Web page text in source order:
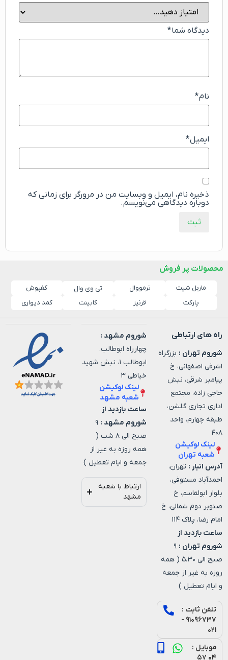
دیدگاه شما*
نام*
ایمیل*
ذخیره نام، ایمیل و وبسایت من در مرورگر برای زمانی که
دوباره دیدگاهی می‌نویسم.
محصولات پر فروش
ماربل شیت ترمووال تی وی وال
کفپوش
پارکت
قرنیز کابینت کمد دیواری
راه های ارتباطی
شوروم تهران : بزرگراه
اشرفی اصفهانی، خ
پیامبر شرقی، نبش
حاجی زاده، مجتمع
اداری تجاری گلشن،
طبقه چهارم، واحد
۴۰۸
لینک لوکیشن
شعبه تهران
آدرس انبار : تهران،
احمدآباد مستوفی،
بلوار ابولقاسم، خ
صنوبر دوم شمالی، خ
امام رضا، پلاک ۱۱۴
ساعت بازدید از
شوروم تهران : ۹
صبح الی ۵.۳۰ ( همه
روزه به غیر از جمعه
و ایام تعطیل )
تلفن ثابت :
۹۱۰۹۶۷۳۷ -
۰۲۱
موبایل :
۰۴ ۵۷
شوروم مشهد :
چهارراه ابوطالب،
ابوطالب ۱، نبش شهید
خیاطی ۳
لینک لوکیشن
شعبه مشهد
ساعت بازدید از
شوروم مشهد : ۹
صبح الی ۸ شب (
همه روزه به غیر از
جمعه و ایام تعطیل )
ارتباط با شعبه
مشهد